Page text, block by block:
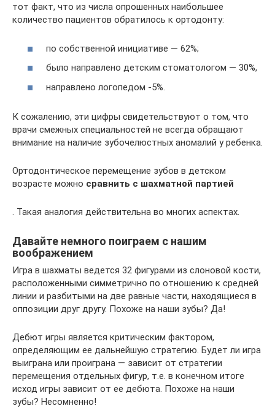
тот факт, что из числа опрошенных наибольшее
количество пациентов обратилось к ортодонту:
по собственной инициативе — 62%;
было направлено детским стоматологом — 30%,
направлено логопедом -5%.
К сожалению, эти цифры свидетельствуют о том, что
врачи смежных специальностей не всегда обращают
внимание на наличие зубочелюстных аномалий у ребенка.
Ортодонтическое перемещение зубов в детском
возрасте можно сравнить с шахматной партией
. Такая аналогия действительна во многих аспектах.
Давайте немного поиграем с нашим
воображением
Игра в шахматы ведется 32 фигурами из слоновой кости,
расположенными симметрично по отношению к средней
линии и разбитыми на две равные части, находящиеся в
оппозиции друг другу. Похоже на наши зубы? Да!
Дебют игры является критическим фактором,
определяющим ее дальнейшую стратегию. Будет ли игра
выиграна или проиграна — зависит от стратегии
перемещения отдельных фигур, т.е. в конечном итоге
исход игры зависит от ее дебюта. Похоже на наши
зубы? Несомненно!